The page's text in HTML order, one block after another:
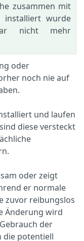
zusammen mit
installiert wurde
nicht mehr
oder
noch nie auf
und laufen
diese versteckt
oder zeigt
er normale
zuvor reibungslos
Änderung wird
der
die potentiell